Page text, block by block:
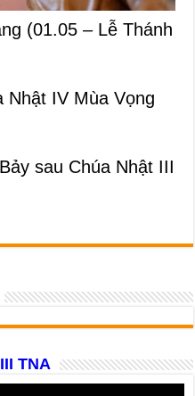
(01.05 – Lễ Thánh
Nhật IV Mùa Vọng
sau Chúa Nhật III
TNA